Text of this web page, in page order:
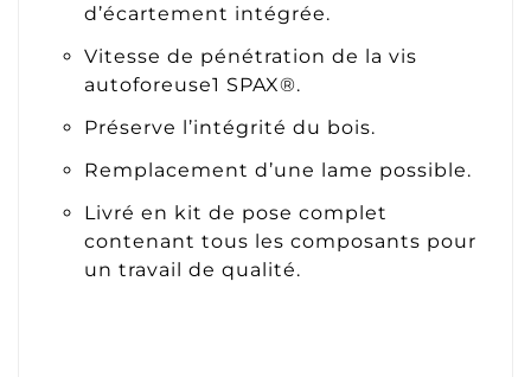
d’écartement intégrée.
Vitesse de pénétration de la vis
autoforeuse1 SPAX®.
Préserve l’intégrité du bois.
Remplacement d’une lame possible.
Livré en kit de pose complet
contenant tous les composants pour
un travail de qualité.